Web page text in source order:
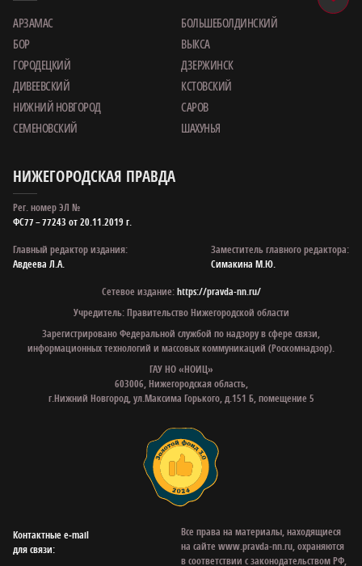
АРЗАМАС
БОЛЬШЕБОЛДИНСКИЙ
БОР
ВЫКСА
ГОРОДЕЦКИЙ
ДЗЕРЖИНСК
ДИВЕЕВСКИЙ
КСТОВСКИЙ
НИЖНИЙ НОВГОРОД
САРОВ
СЕМЕНОВСКИЙ
ШАХУНЬЯ
НИЖЕГОРОДСКАЯ ПРАВДА
Рег. номер ЭЛ №
ФС77 – 77243 от 20.11.2019 г.
Главный редактор издания:
Авдеева Л.А.
Заместитель главного редактора:
Симакина М.Ю.
Сетевое издание:https://pravda-nn.ru/
Учредитель: Правительство Нижегородской области
Зарегистрировано Федеральной службой по надзору в сфере связи,
информационных технологий и массовых коммуникаций (Роскомнадзор).
ГАУ НО «НОИЦ»
603006, Нижегородская область,
г.Нижний Новгород, ул.Максима Горького, д.151 Б, помещение 5
Контактные e‑mail
для связи:
Все права на материалы, находящиеся
на сайте www.pravda-nn.ru, охраняются
в соответствии с законодательством РФ,